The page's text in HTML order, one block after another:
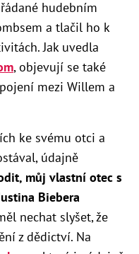
hudebním
a tlačil ho k
Jak uvedla
, objevují se také
mezi Willem a
ke svému otci a
údajně
můj vlastní otec s
Biebera
nechat slyšet, že
z dědictví. Na